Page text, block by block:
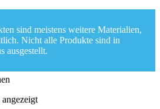
sind meistens weitere Materialien,
Nicht alle Produkte sind in
ausgestellt.